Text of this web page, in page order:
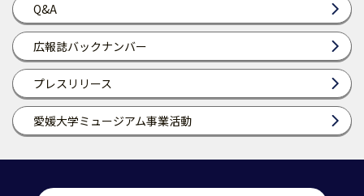
Q&A
広報誌バックナンバー
プレスリリース
愛媛大学ミュージアム事業活動